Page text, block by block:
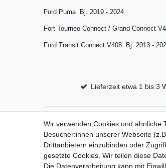
Ford Puma Bj. 2019 - 2024
Fort Tourneo Connect / Grand Connect
Ford Transit Connect V408 Bj. 2013 -
Lieferzeit etwa 1 bis 3
Wir verwenden Cookies und ähnliche
Besucher:innen unserer Webseite
Drittanbietern einzubinden oder
gesetzte Cookies. Wir teilen diese
Die Datenverarbeitung kann mit